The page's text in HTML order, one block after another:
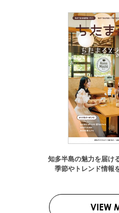
知多半島の魅力を届け
季節やトレンド情報
VIEW